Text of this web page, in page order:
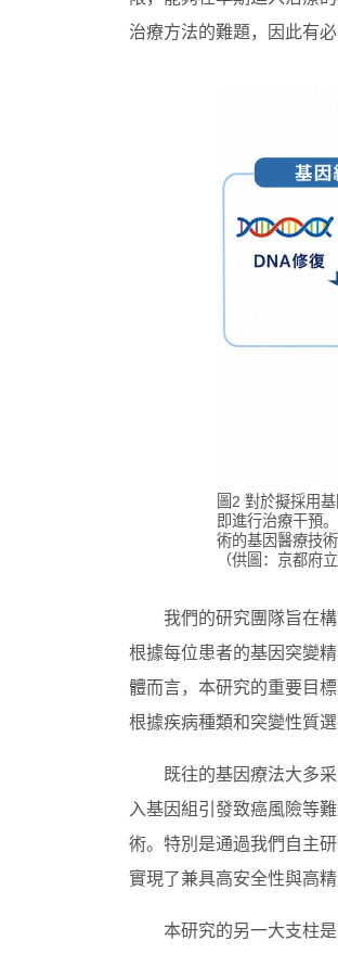
治療方法的難題，因此有
圖2 對於擬採用
即進行治療干預
術的基因醫療技
（供圖：京都府
我們的研究團隊旨在
根據每位患者的基因突變
體而言，本研究的重要目
根據疾病種類和突變性質
既往的基因療法大多
入基因組引發致癌風險等
術。特別是通過我們自主
實現了兼具高安全性與高精
本研究的另一大支柱